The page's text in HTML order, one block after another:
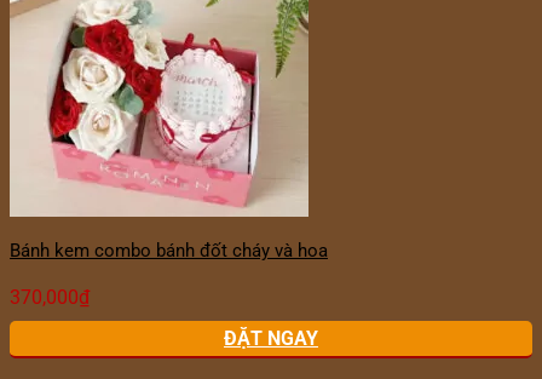
Bánh kem combo bánh đốt cháy và hoa
370,000₫
ĐẶT NGAY